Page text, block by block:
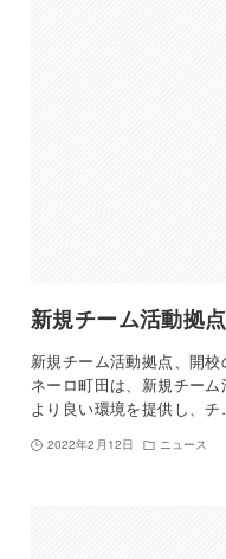
新規チーム活動拠
新規チーム活動拠点、開
ネーロ町田は、新規チー
より良い環境を提供し、
2022年2月12日 ニュース